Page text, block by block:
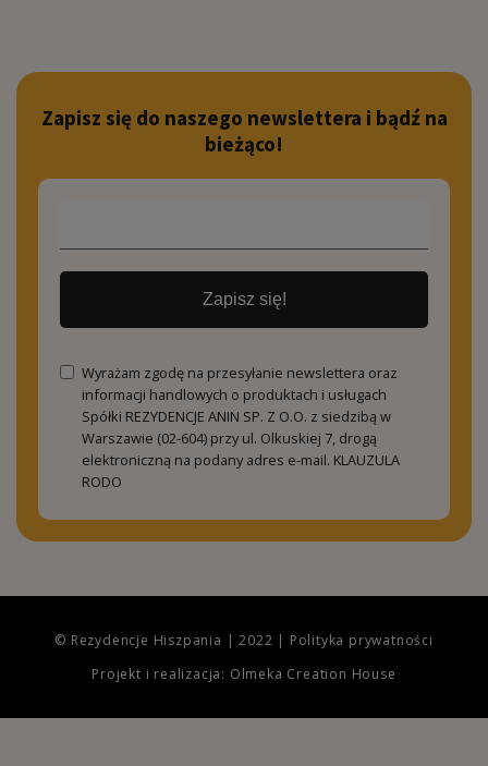
Zapisz się do naszego newslettera i bądź na
bieżąco!
Zapisz się!
Wyrażam zgodę na przesyłanie newslettera oraz
informacji handlowych o produktach i usługach
Spółki REZYDENCJE ANIN SP. Z O.O. z siedzibą w
Warszawie (02-604) przy ul. Olkuskiej 7, drogą
elektroniczną na podany adres e-mail. KLAUZULA
RODO
© Rezydencje Hiszpania | 2022 | Polityka prywatności
Projekt i realizacja: Olmeka Creation House